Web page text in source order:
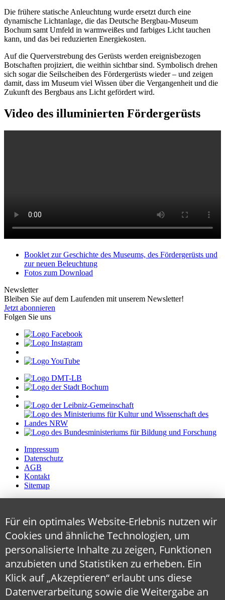
Die frühere statische Anleuchtung wurde ersetzt durch eine
dynamische Lichtanlage, die das Deutsche Bergbau-Museum
Bochum samt Umfeld in warmweißes und farbiges Licht tauchen
kann, und das bei reduzierten Energiekosten.
Auf die Querverstrebung des Gerüsts werden ereignisbezogen
Botschaften projiziert, die weithin sichtbar sind. Symbolisch drehen
sich sogar die Seilscheiben des Fördergerüsts wieder – und zeigen
damit, dass im Museum viel Wissen über die Vergangenheit und die
Zukunft des Bergbaus ans Licht gefördert wird.
Video des illuminierten Fördergerüsts
Booklet zur Geschichte des Museums, des Fördergerüsts und
zur neuen Beleuchtung
Fotos zum Download
Newsletter
Bleiben Sie auf dem Laufenden mit unserem Newsletter!
Jetzt abonnieren
Folgen Sie uns
Impressum
Datenschutz
AGB
Kontakt
Sitemap
Für ein optimales Website-Erlebnis nutzen wir
Cookies und ähnliche Technologien, um
personalisierte Inhalte zu zeigen, Funktionen
anzubieten und Statistiken zu erheben. Ein
Klick auf „Akzeptieren“ erlaubt uns diese
Datenverarbeitung sowie die Weitergabe an